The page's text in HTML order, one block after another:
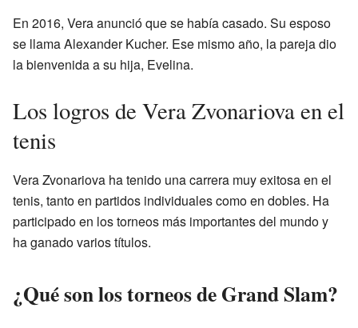
En 2016, Vera anunció que se había casado. Su esposo
se llama Alexander Kucher. Ese mismo año, la pareja dio
la bienvenida a su hija, Evelina.
Los logros de Vera Zvonariova en el
tenis
Vera Zvonariova ha tenido una carrera muy exitosa en el
tenis, tanto en partidos individuales como en dobles. Ha
participado en los torneos más importantes del mundo y
ha ganado varios títulos.
¿Qué son los torneos de Grand Slam?